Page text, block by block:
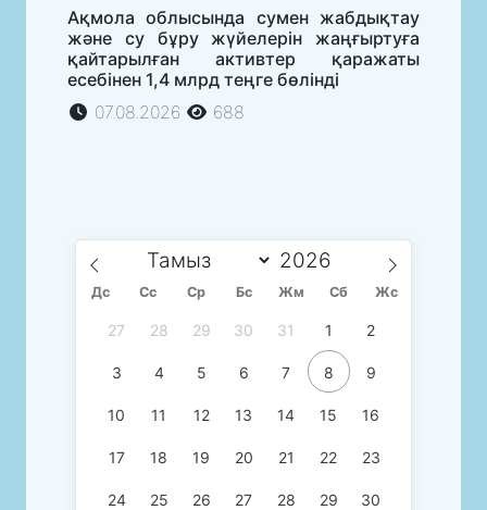
Ақмола облысында сумен жабдықтау
және су бұру жүйелерін жаңғыртуға
қайтарылған активтер қаражаты
есебінен 1,4 млрд теңге бөлінді
07.08.2026
688
Дс Сc Ср Бс Жм Сб Жс
27 28 29 30 31 1 2
3 4 5 6 7 8 9
10 11 12 13 14 15 16
17 18 19 20 21 22 23
24 25 26 27 28 29 30